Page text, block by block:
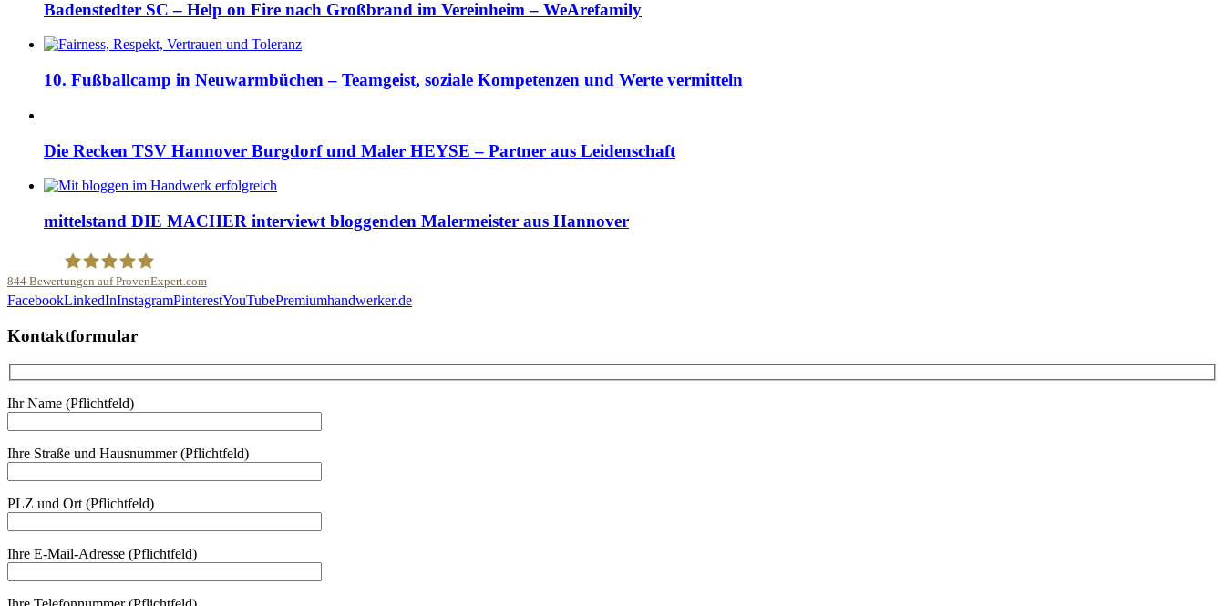
Badenstedter SC – Help on Fire nach Großbrand im Vereinheim – WeArefamily
10. Fußballcamp in Neuwarmbüchen – Teamgeist, soziale Kompetenzen und Werte vermitteln
Die Recken TSV Hannover Burgdorf und Maler HEYSE – Partner aus Leidenschaft
mittelstand DIE MACHER interviewt bloggenden Malermeister aus Hannover
844 Bewertungen auf ProvenExpert.com
FacebookLinkedInInstagramPinterestYouTubePremiumhandwerker.de
Kontaktformular
Ihr Name (Pflichtfeld)
Ihre Straße und Hausnummer (Pflichtfeld)
PLZ und Ort (Pflichtfeld)
Ihre E-Mail-Adresse (Pflichtfeld)